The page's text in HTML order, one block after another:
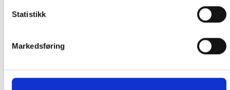
Statistikk
Markedsføring
DET ER IKKE GRATIS FRAKT PÅ ORDRE SOM IKKE KAN SENDES
KONTAKT FOR Å SJEKKE PRIS LEVERT HJEM TIL DEG FOR DISSE